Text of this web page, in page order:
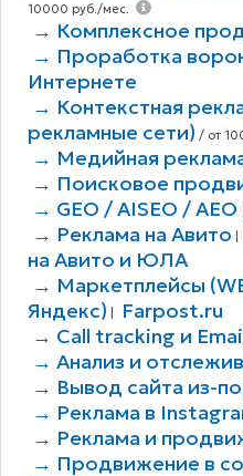
10000 руб./мес.
→ Комплексное
→ Проработка
Интернете
→ Контекстная
рекламные сети) / от
→ Медийная
→ Поисковое
→ GEO / AISEO /
→ Реклама на Авито
на Авито и ЮЛА
→ Маркетплейсы
Яндекс)
Farpost.ru
→ Call tracking и
→ Анализ и
→ Вывод сайта из-
→ Реклама в
→ Реклама и
→ Продвижение в